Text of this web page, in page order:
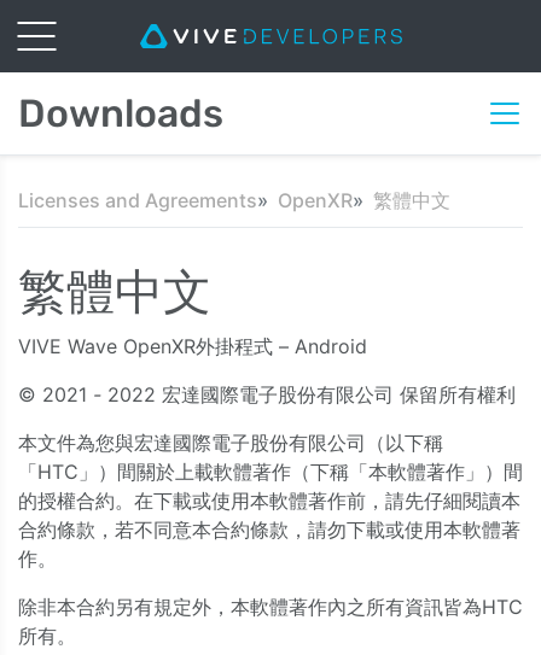
Downloads
Licenses and Agreements OpenXR 繁體中文
繁體中文
VIVE Wave OpenXR外掛程式 – Android
© 2021 - 2022 宏達國際電子股份有限公司 保留所有權利
本文件為您與宏達國際電子股份有限公司（以下稱
「HTC」）間關於上載軟體著作（下稱「本軟體著作」）間
的授權合約。在下載或使用本軟體著作前，請先仔細閱讀本
合約條款，若不同意本合約條款，請勿下載或使用本軟體著
作。
除非本合約另有規定外，本軟體著作內之所有資訊皆為HTC
所有。